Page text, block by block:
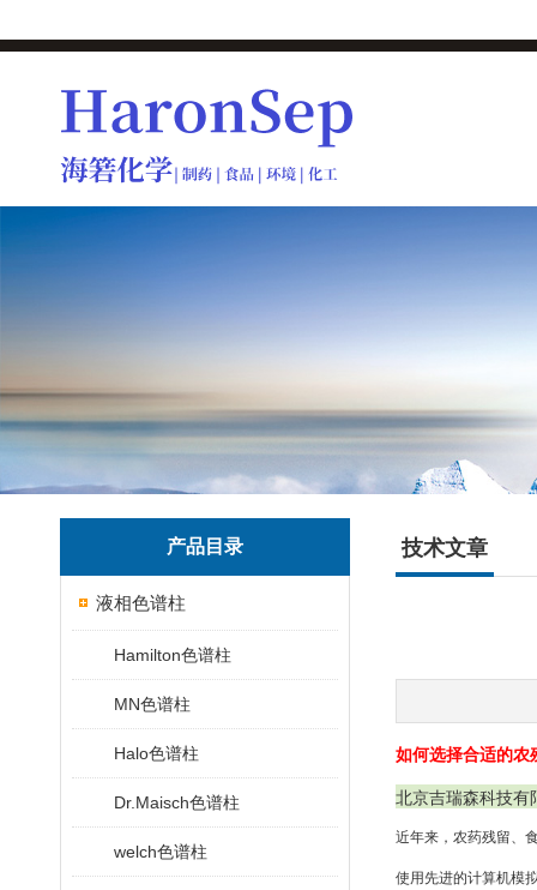
产品目录
液相色谱柱
Hamilton色谱柱
MN色谱柱
Halo色谱柱
Dr.Maisch色谱柱
welch色谱柱
技术文章
如何选择合适的农
北京吉瑞森科技有
近年来，农药残留、
使用先进的计算机模